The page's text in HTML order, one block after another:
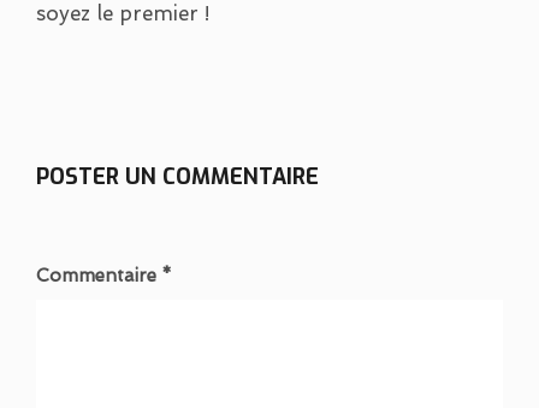
soyez le premier !
POSTER UN COMMENTAIRE
Commentaire *